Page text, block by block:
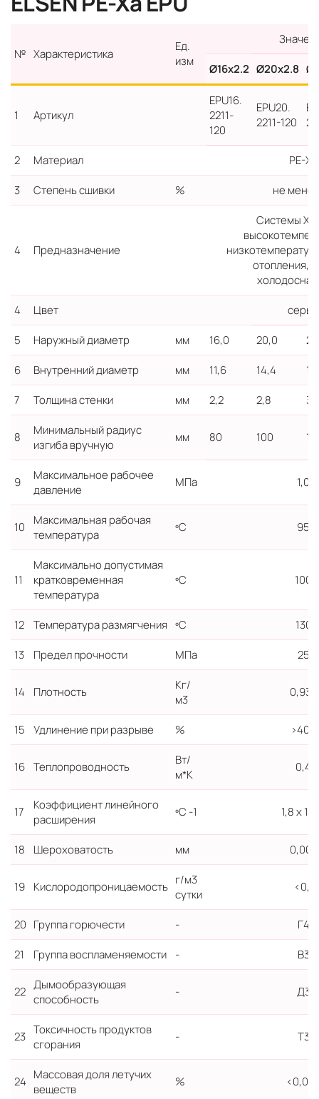
№ Характеристика
Ед.
изм
Ø16x2.2 Ø20x2.8
1 Артикул
EPU16.
2211-
120
EPU20.
2211-120
2 Материал
PE-Xa
3
Степень сшивки % не
4 Предназначение
Системы
отопления,
4
Цвет
серый
5
Наружный диаметр мм 16,0 20,0
6
Внутренний диаметр мм 11,6 14,4
7
Толщина стенки мм 2,2 2,8
8
Минимальный радиус
изгиба вручную
мм 80 100
9
Максимальное рабочее
давление
МПа 1,0
10
Максимальная рабочая
температура
ºС 95
11
Максимально допустимая
кратковременная
температура
ºС 100
12 Температура размягчения ºС
130
13
Предел прочности МПа 25
14 Плотность
Кг/
м3
0,935
15 Удлинение при разрыве % >400
16 Теплопроводность
Вт/
м*К
0,4
17
Коэффициент линейного
расширения
ºС -1 1,8 х
18 Шероховатость мм 0,007
19 Кислородопроницаемость г/м3
сутки
<0,1
20 Группа горючести -
Г4
21
Группа воспламеняемости - В3
22 Дымообразующая
способность
- Д3
23 Токсичность продуктов
сгорания
- Т3
24 Массовая доля летучих
веществ
%